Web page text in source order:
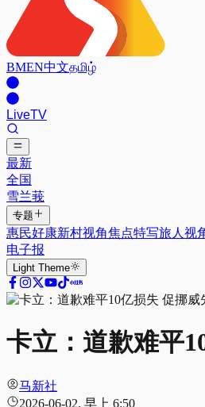
BMEN中文தமிழ்
LiveTV
最新
全国
雪兰莪
专题
惠民好康新村视角焦点特写旅人视
电子报
Light Theme
卡立：道歉难平
马新社
2026-06-02, 早上 6:50